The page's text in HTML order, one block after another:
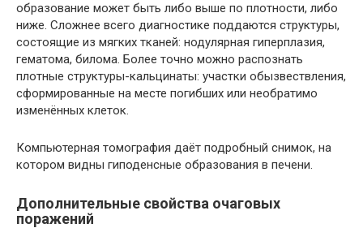
образование может быть либо выше по плотности, либо
ниже. Сложнее всего диагностике поддаются структуры,
состоящие из мягких тканей: нодулярная гиперплазия,
гематома, билома. Более точно можно распознать
плотные структуры-кальцинаты: участки обызвествления,
сформированные на месте погибших или необратимо
изменённых клеток.
Компьютерная томография даёт подробный снимок, на
котором видны гиподенсные образования в печени.
Дополнительные свойства очаговых
поражений